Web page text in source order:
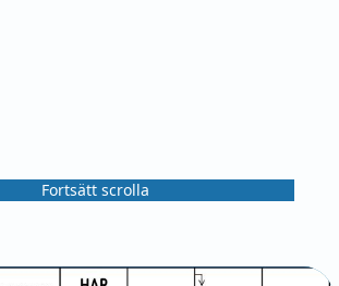
Fortsätt scrolla